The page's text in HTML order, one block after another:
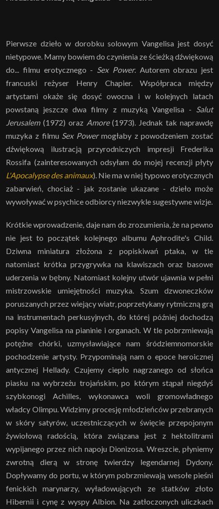
Pierwsze dzieło w dorobku solowym Vangelisa jest dosyć
nietypowe. Mamy bowiem do czynienia ze ścieżką dźwiękową
do... filmu erotycznego -
Sex Power. Autorem obrazu jest
francuski reżyser Henry Chapier. Współpraca między
artystami okaże się dosyć owocna i w kolejnych latach
powstaną jeszcze dwa filmy z muzyką Vangelisa -
Salut
Jerusalem(1972) oraz Amore(1973). Jednak tak naprawdę
muzyka z filmu Sex Powermogłaby z powodzeniem zostać
dźwiękową ilustracją przyrodniczych impresji Frederika
Rossifa (zainteresowanych odsyłam do mojej recenzji płyty
L'Apocalypse des animaux). Nie ma w niej typowo erotycznych
zabarwień, chociaż - jak zostanie ukazane - dzieło może
wywoływać w psychice odbiorcy niezwykle sugestywne wizje.
Krótkie wprowadzenie, daje nam do zrozumienia, że na pewno
nie jest to początek kolejnego albumu Aphrodite's Child.
Dziwna miniatura złożona z popiskiwań ptaka, w tle
natomiast krótka przygrywka na klawiszach oraz basowe
uderzenia w bębny. Natomiast kolejny utwór ujawnia w pełni
mistrzowskie umiejętności muzyka. Szum dzwoneczków
poruszanych przez wiejący wiatr, poprzetykany rytmiczną grą
na instrumentach perkusyjnych, do której później dochodzą
popisy Vangelisa na pianinie i organach. W tle pobrzmiewają
potężne chórki, uzmysławiające nam śródziemnomorskie
pochodzenie artysty. Przypominają nam o epoce heroicznej
antycznej Hellady. Czujemy ciepło nagrzanego od słońca
piasku na wybrzeżu trojańskim, po którym stąpał niegdyś
szybkonogi Achilles, wykonawca woli gromowładnego
władcy Olimpu. Widzimy procesję młodzieńców przebranych
w skóry satyrów, uczestniczących w święcie przepojonym
żywiołową radością, która związana jest z hektolitrami
wypijanego przez nich napoju Dionizosa. Wreszcie, płyniemy
zwrotną dierą w stronę twierdzy legendarnej Dydony.
Dopływamy do portu, w którym pobrzmiewają wesołe pieśni
fenickich marynarzy, wyładowujących ze statków złoto
Hibernii i cynę z wyspy Albion. Na zatłoczonych uliczkach